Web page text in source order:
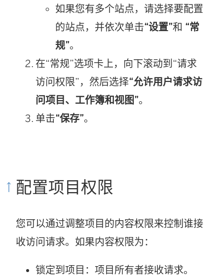
如果您有多个站点，请选择要配置
的站点，并依次单击“设置”和 “常
规”。
在“常规”选项卡上，向下滚动到“请求
访问权限”，然后选择“允许用户请求访
问项目、工作簿和视图”。
单击“保存”。
配置项目权限
您可以通过调整项目的内容权限来控制谁接
收访问请求。如果内容权限为：
锁定到项目：项目所有者接收请求。